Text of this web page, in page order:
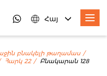
Հայ
բնակելի թաղամաս
Հարկ 22 Բնակարան 128